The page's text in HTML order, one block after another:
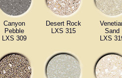
Canyon
Pebble
LXS 309
Desert Rock
LXS 315
Sand
LXS